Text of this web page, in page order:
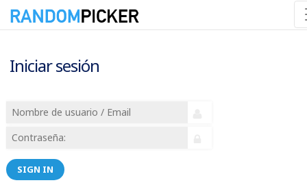
Iniciar sesión
SIGN IN